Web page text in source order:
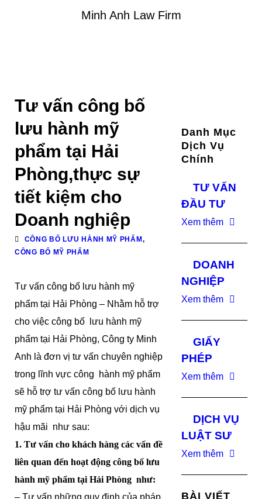
Minh Anh Law Firm
Tư vấn công bố
lưu hành mỹ
phẩm tại Hải
Phòng,thực sự
tiết kiệm cho
Doanh nghiệp
CÔNG BỐ LƯU HÀNH MỸ PHẨM ,
CÔNG BỐ MỸ PHẨM
Tư vấn công bố lưu hành mỹ
phẩm tại Hải Phòng – Nhằm hỗ trợ
cho việc công bố lưu hành mỹ
phẩm tại Hải Phòng, Công ty Minh
Anh là đơn vị tư vấn chuyên nghiệp
trong lĩnh vực công hành mỹ phẩm
sẽ hỗ trợ tư vấn công bố lưu hành
mỹ phẩm tại Hải Phòng với dịch vụ
hậu mãi như sau:
1. Tư vấn cho khách hàng các vấn đề
liên quan đến hoạt động công bố lưu
hành mỹ phẩm tại Hải Phòng như:
– Tư vấn những quy định của pháp
Danh Mục
Dịch Vụ
Chính
TƯ VẤN
ĐẦU TƯ
Xem thêm
DOANH
NGHIỆP
Xem thêm
GIẤY
PHÉP
Xem thêm
DỊCH VỤ
LUẬT SƯ
Xem thêm
BÀI VIẾT